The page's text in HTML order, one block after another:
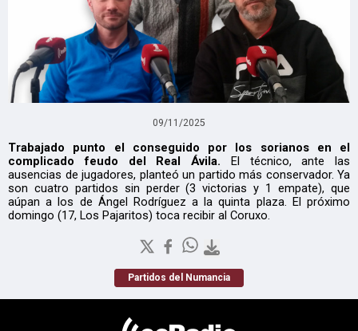
09/11/2025
Trabajado punto el conseguido por los sorianos en el
complicado feudo del Real Ávila. El técnico, ante las
ausencias de jugadores, planteó un partido más conservador. Ya
son cuatro partidos sin perder (3 victorias y 1 empate), que
aúpan a los de Ángel Rodríguez a la quinta plaza. El próximo
domingo (17, Los Pajaritos) toca recibir al Coruxo.
Partidos del Numancia